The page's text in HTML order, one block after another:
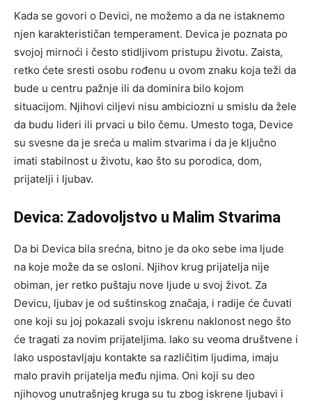
Kada se govori o Devici, ne možemo a da ne istaknemo
njen karakterističan temperament. Devica je poznata po
svojoj mirnoći i često stidljivom pristupu životu. Zaista,
retko ćete sresti osobu rođenu u ovom znaku koja teži da
bude u centru pažnje ili da dominira bilo kojom
situacijom. Njihovi ciljevi nisu ambiciozni u smislu da žele
da budu lideri ili prvaci u bilo čemu. Umesto toga, Device
su svesne da je sreća u malim stvarima i da je ključno
imati stabilnost u životu, kao što su porodica, dom,
prijatelji i ljubav.
Devica: Zadovoljstvo u Malim Stvarima
Da bi Devica bila srećna, bitno je da oko sebe ima ljude
na koje može da se osloni. Njihov krug prijatelja nije
obiman, jer retko puštaju nove ljude u svoj život. Za
Devicu, ljubav je od suštinskog značaja, i radije će čuvati
one koji su joj pokazali svoju iskrenu naklonost nego što
će tragati za novim prijateljima. Iako su veoma društvene i
lako uspostavljaju kontakte sa različitim ljudima, imaju
malo pravih prijatelja među njima. Oni koji su deo
njihovog unutrašnjeg kruga su tu zbog iskrene ljubavi i